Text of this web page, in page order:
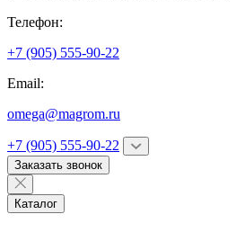
Телефон:
+7 (905) 555-90-22
Email:
omega@magrom.ru
+7 (905) 555-90-22
Заказать звонок
Каталог